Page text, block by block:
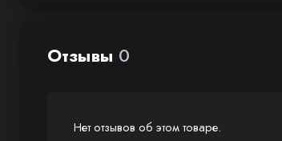
Отзывы 0
Нет отзывов об этом товаре.